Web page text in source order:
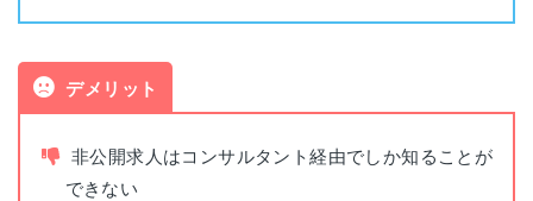
面接指導
面談可能時間
平日(9:30~19:30)
大阪
大阪府大阪市北区梅田2-2-2
ヒルトンプラザウエスト オフィスタワー12階
神戸
兵庫県神戸市中央区磯上通8-3-10
井門三宮ビル10階
デメリット
非公開求人はコンサルタント経由でしか知ることが
できない